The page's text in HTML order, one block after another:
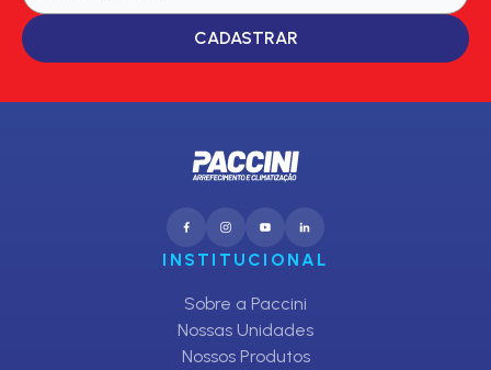
CADASTRAR
INSTITUCIONAL
Sobre a Paccini
Nossas Unidades
Nossos Produtos